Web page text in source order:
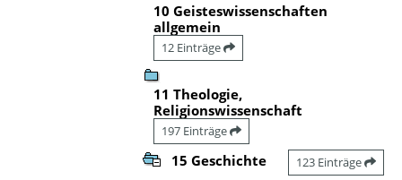
10 Geisteswissenschaften
allgemein
12 Einträge
11 Theologie,
Religionswissenschaft
197 Einträge
15 Geschichte 123 Einträge